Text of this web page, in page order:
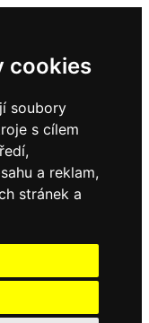
cookies
soubory
s cílem
a reklam,
stránek a